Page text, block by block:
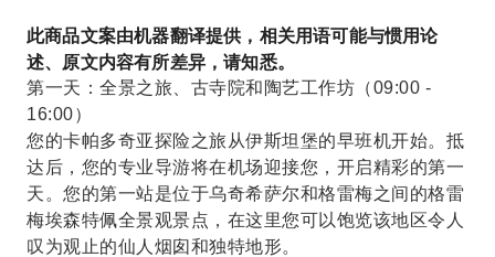
此商品文案由机器翻译提供，相关用语可能与惯用论
述、原文内容有所差异，请知悉。
第一天：全景之旅、古寺院和陶艺工作坊（09:00 -
16:00）
您的卡帕多奇亚探险之旅从伊斯坦堡的早班机开始。抵
达后，您的专业导游将在机场迎接您，开启精彩的第一
天。您的第一站是位于乌奇希萨尔和格雷梅之间的格雷
梅埃森特佩全景观景点，在这里您可以饱览该地区令人
叹为观止的仙人烟囱和独特地形。